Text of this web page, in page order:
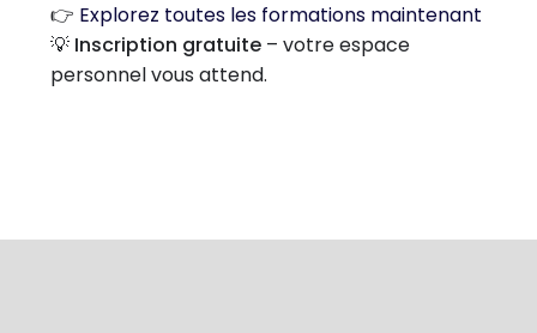
👉 Explorez toutes les formations maintenant
💡 Inscription gratuite – votre espace
personnel vous attend.